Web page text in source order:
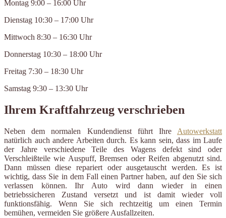
Montag 9:00 – 16:00 Uhr
Dienstag 10:30 – 17:00 Uhr
Mittwoch 8:30 – 16:30 Uhr
Donnerstag 10:30 – 18:00 Uhr
Freitag 7:30 – 18:30 Uhr
Samstag 9:30 – 13:30 Uhr
Ihrem Kraftfahrzeug verschrieben
Neben dem normalen Kundendienst führt Ihre Autowerkstatt
natürlich auch andere Arbeiten durch. Es kann sein, dass im Laufe
der Jahre verschiedene Teile des Wagens defekt sind oder
Verschleißteile wie Auspuff, Bremsen oder Reifen abgenutzt sind.
Dann müssen diese repariert oder ausgetauscht werden. Es ist
wichtig, dass Sie in dem Fall einen Partner haben, auf den Sie sich
verlassen können. Ihr Auto wird dann wieder in einen
betriebssicheren Zustand versetzt und ist damit wieder voll
funktionsfähig. Wenn Sie sich rechtzeitig um einen Termin
bemühen, vermeiden Sie größere Ausfallzeiten.